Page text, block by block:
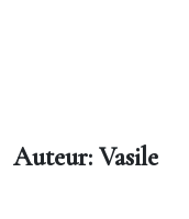
Auteur: Vasile